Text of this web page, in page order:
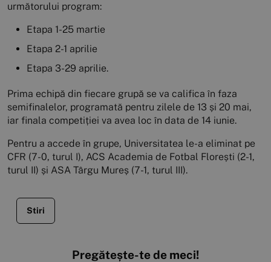
următorului program:
Etapa 1-25 martie
Etapa 2-1 aprilie
Etapa 3-29 aprilie.
Prima echipă din fiecare grupă se va califica în faza
semifinalelor, programată pentru zilele de 13 și 20 mai,
iar finala competiției va avea loc în data de 14 iunie.
Pentru a accede în grupe, Universitatea le-a eliminat pe
CFR (7-0, turul I), ACS Academia de Fotbal Florești (2-1,
turul II) și ASA Târgu Mureș (7-1, turul III).
Stiri
Pregătește-te de meci!